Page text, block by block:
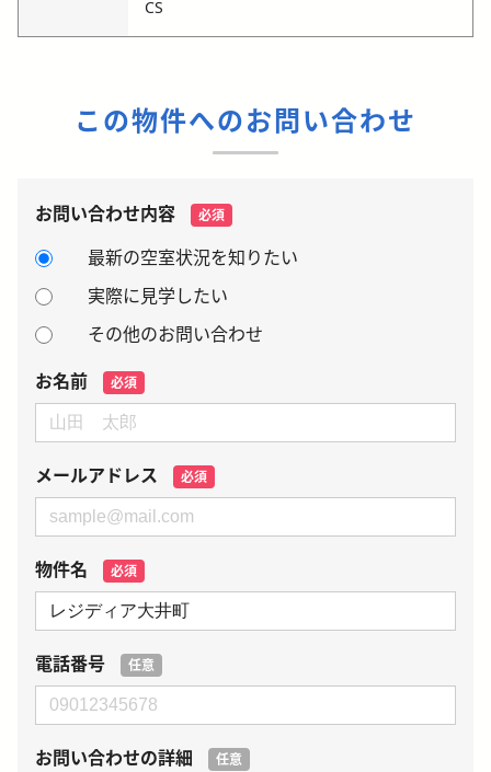
CS
この物件へのお問い合わせ
お問い合わせ内容 必須
最新の空室状況を知りたい
実際に見学したい
その他のお問い合わせ
お名前
必須
メールアドレス 必須
物件名 必須
電話番号 任意
お問い合わせの詳細 任意